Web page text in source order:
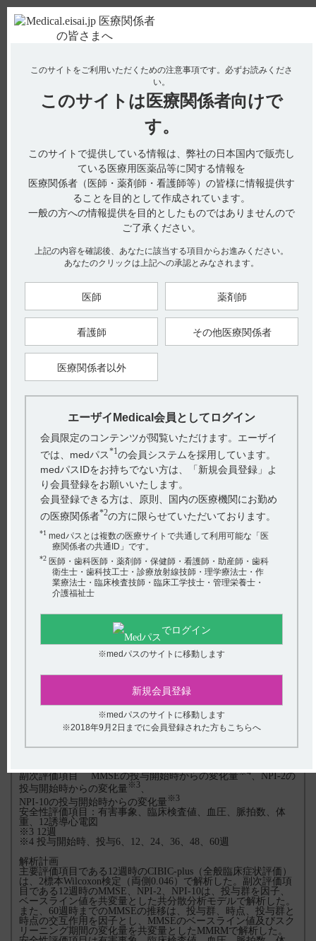
使用期限検索 Drug Information
No : 19072
【アリセプト・レビー小体型認知症】 レビー小
体型認知症患者に対する国内製造販売後臨床試験
（419試験）の試験結果（全般臨床症状、認知機
能）について教えてください。
【アリセプト・レビー小体型認知症】
レビー小体型認知症患者に対する国内製造販売後臨床試験
（419試験）の試験結果（全般臨床症状、認知機能）について
教えてください。
レビー小体型認知症における国内製造販売後臨床試験（419試
■レビー小体型認知症を対象とした国内製造販売後臨床試験
（プラセボ対照二重盲検比較試験）（419試験）
目的：レビー小体型認知症（DLB）患者を対象に、全般臨床症
状を主要評価項目として、アリセプト12週投与のプラセボに対
続投与期を設定し、アリセプト長期投与の有効性、安全性を検
試験デザイン：プラセボ対照、多施設共同、二重盲検、無作為
化、並行群間比較試験（12週以降は非対照、18週以降は非盲
対象：レビー小体型認知症患者 ※1160例
プラセボ群 79例、アリセプト群 81例
有効性解析対象例
※2
安全性解析対象例 160例を解析対象とした。
※1 probable DLB（第3回国際ワークショップ版診断基準に基づ
く）MMSE10～26点、CDR0.5以上、NPI-2 2点以上
※2 FAS
方法：治療期（12週間）、継続投与期（48週間）の2期に分け
試験した。
＜治療期＞
観察期間（2週間）ののち、アリセプトまたはプラセボを1日1
与し、その後4週間は5mg、さらにその後10mgへ増量した。
なお、7週目以降、5mg／日に減量した場合、治療期中の10mg
／日への再増量は不可とした。
＜継続投与期＞
アリセプトを1日1回朝、経口投与した。アリセプト群は10mg
与することとし、最初の2週間は3mgで投与、その後4週間は
5mg、さらにその後10mgへ増量した。
なお、10mg／日で投与後、5mg／日に減量した場合、10mg／
日への再増量を可能とした。
有効性評価項目：主要評価項目(検証的解析結果) CIBIC-
副次評価項目 MMSEの投与開始時からの変化量※4、NPI-2の
投与開始時からの変化量 ※3、
NPI-10の投与開始時からの変化量 ※3
安全性評価項目：有害事象、臨床検査値、血圧、脈拍数、体
重、12誘導心電図
※3 12週
※4 投与開始時、投与6、12、24、36、48、60週
解析計画
主要評価項目である12週時のCIBIC-plus（全般臨床症状評価）
は、2標本Wilcoxon検定（両側0.046）で解析した。副次評価項
目である12週時のMMSE、NPI-2、NPI-10は、投与群を因子、
ベースライン値を共変量とした共分散分析モデルで解析した。
また、60週時までのMMSEの推移は、投与群、時点、投与群と
時点の交互作用を因子とし、MMSEのベースライン値及びスク
リーニング期間の変化量を共変量としたMMRMで解析した。
このサイトをご利用いただくための注意事項です。 必ずお読みくださ
い。
このサイトは 医療関係者向けで
す。
このサイトで提供している情報は、弊社の日本国内で販売し
ている医療用医薬品等に関する情報を
医療関係者（医師・薬剤師・看護師等）の皆様に情報提供す
ることを目的として作成されています。
一般の方への情報提供を目的としたものではありませんので
ご了承ください。
上記の内容を確認後、あなたに該当する項目からお進みください。
あなたのクリックは上記への承認とみなされます。
医師 薬剤師
看護師 その他医療関係者
医療関係者以外
エーザイMedical会員としてログイン
会員限定のコンテンツが閲覧いただけます。エーザイ
では、medパス*1の会員システムを採用しています。
medパスIDをお持ちでない方は、「新規会員登録」よ
り会員登録をお願いいたします。
会員登録できる方は、原則、国内の医療機関にお勤め
の医療関係者*2の方に限らせていただいております。
*1 medパスとは複数の医療サイトで共通して利用可能な「医
療関係者の共通ID」です。
*2 医師・歯科医師・薬剤師・保健師・看護師・助産師・歯科
衛生士・歯科技工士・診療放射線技師・理学療法士・作
業療法士・臨床検査技師・臨床工学技士・管理栄養士・
介護福祉士
でログイン
※medパスのサイトに移動します
新規会員登録
※medパスのサイトに移動します
※2018年9月2日までに会員登録された方もこちらへ